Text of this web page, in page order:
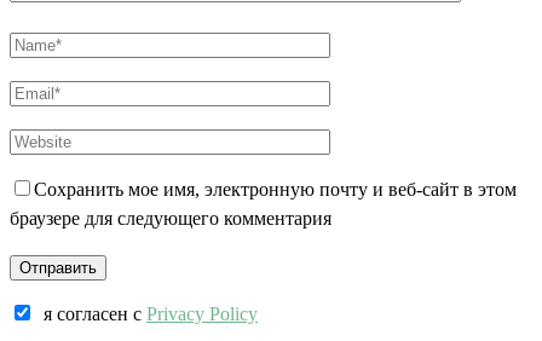
Сохранить мое имя, электронную почту и веб-сайт в этом
браузере для следующего комментария
я согласен c Privacy Policy